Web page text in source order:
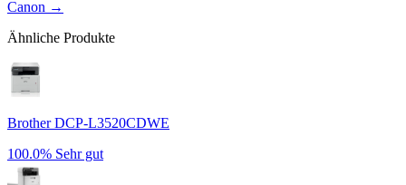
Canon →
Ähnliche Produkte
Brother DCP-L3520CDWE
100.0% Sehr gut